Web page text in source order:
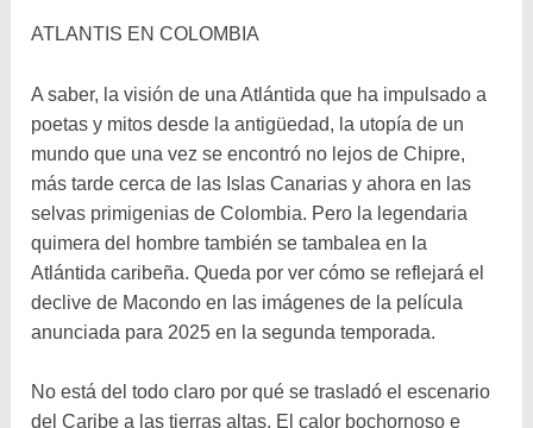
ATLANTIS EN COLOMBIA
A saber, la visión de una Atlántida que ha impulsado a
poetas y mitos desde la antigüedad, la utopía de un
mundo que una vez se encontró no lejos de Chipre,
más tarde cerca de las Islas Canarias y ahora en las
selvas primigenias de Colombia. Pero la legendaria
quimera del hombre también se tambalea en la
Atlántida caribeña. Queda por ver cómo se reflejará el
declive de Macondo en las imágenes de la película
anunciada para 2025 en la segunda temporada.
No está del todo claro por qué se trasladó el escenario
del Caribe a las tierras altas. El calor bochornoso e